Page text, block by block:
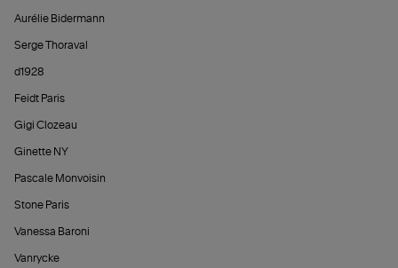
Aurélie Bidermann
Serge Thoraval
d1928
Feidt Paris
Gigi Clozeau
Ginette NY
Pascale Monvoisin
Stone Paris
Vanessa Baroni
Vanrycke